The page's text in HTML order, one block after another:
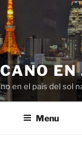
en el país del sol
Menu